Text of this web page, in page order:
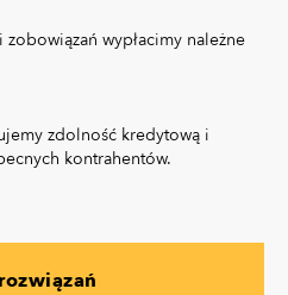
wypłacimy należne
zdolność kredytową i
kontrahentów.